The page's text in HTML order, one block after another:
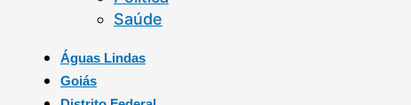
Saúde
Águas Lindas
Goiás